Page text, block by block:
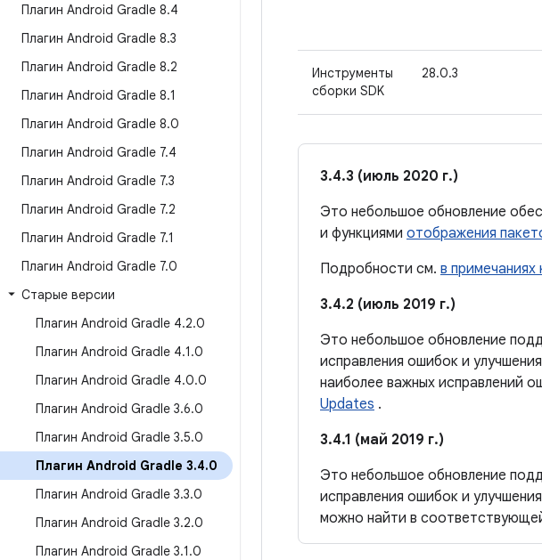
Плагин Android Gradle 8.4
Плагин Android Gradle 8.3
Плагин Android Gradle 8.2
Плагин Android Gradle 8.1
Плагин Android Gradle 8.0
Плагин Android Gradle 7.4
Плагин Android Gradle 7.3
Плагин Android Gradle 7.2
Плагин Android Gradle 7.1
Плагин Android Gradle 7.0
Старые версии
Плагин Android Gradle 4.2.0
Плагин Android Gradle 4.1.0
Плагин Android Gradle 4.0.0
Плагин Android Gradle 3.6.0
Плагин Android Gradle 3.5.0
Плагин Android Gradle 3.4.0
Плагин Android Gradle 3.3.0
Плагин Android Gradle 3.2.0
Плагин Android Gradle 3.1.0
Инструменты
сборки SDK
28.0.3
3.4.3 (июль 2020 г.)
Это небольшое обновление
и функциями отображения
Подробности см. в примечаниях
3.4.2 (июль 2019 г.)
Это небольшое обновление
исправления ошибок и
наиболее важных исправлений
Updates .
3.4.1 (май 2019 г.)
Это небольшое обновление
исправления ошибок и
можно найти в